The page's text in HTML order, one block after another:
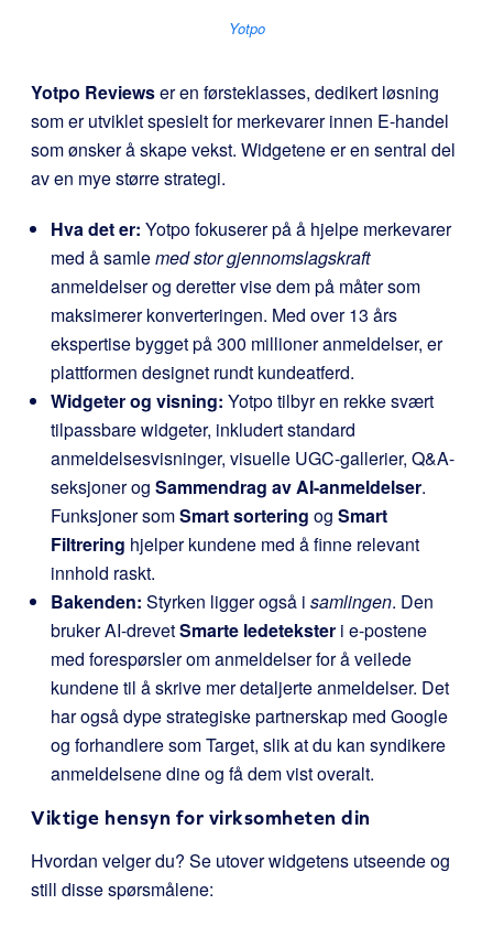
Yotpo
Yotpo Reviewser en førsteklasses, dedikert løsning
som er utviklet spesielt for merkevarer innen E-handel
som ønsker å skape vekst. Widgetene er en sentral del
av en mye større strategi.
Hva det er: Yotpo fokuserer på å hjelpe merkevarer
med å samlemed stor gjennomslagskraft
anmeldelser og deretter vise dem på måter som
maksimerer konverteringen. Med over 13 års
ekspertise bygget på 300 millioner anmeldelser, er
plattformen designet rundt kundeatferd.
Widgeter og visning: Yotpo tilbyr en rekke svært
tilpassbare widgeter, inkludert standard
anmeldelsesvisninger, visuelle UGC-gallerier, Q&A-
seksjoner og Sammendrag av AI-anmeldelser.
Funksjoner somSmart sortering og Smart
Filtrering hjelper kundene med å finne relevant
innhold raskt.
Bakenden: Styrken ligger også i samlingen. Den
bruker AI-drevetSmarte ledetekster i e-postene
med forespørsler om anmeldelser for å veilede
kundene til å skrive mer detaljerte anmeldelser. Det
har også dype strategiske partnerskap med Google
og forhandlere som Target, slik at du kan syndikere
anmeldelsene dine og få dem vist overalt.
Viktige hensyn for virksomheten din
Hvordan velger du? Se utover widgetens utseende og
still disse spørsmålene: